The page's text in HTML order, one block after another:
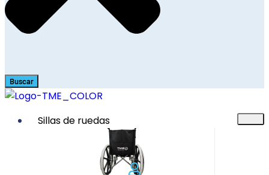
Buscar
Sillas de ruedas